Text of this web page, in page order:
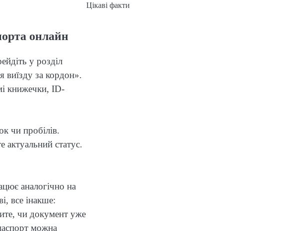
онлайн
у розділ
виїзду за кордон».
книжечки, ID-
чи пробілів.
актуальний статус.
аналогічно на
все інакше:
чи документ уже
можна
Цікаві факти